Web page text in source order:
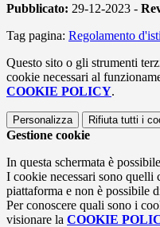
Pubblicato: 29-12-2023 -
Tag pagina: Regolamento
Questo sito o gli strumenti
cookie necessari al
COOKIE POLICY.
Personalizza Rifiuta tutti i
Gestione cookie
In questa schermata è
I cookie necessari sono quelli
piattaforma e non è possibile
Per conoscere quali sono i
visionare la COOKIE